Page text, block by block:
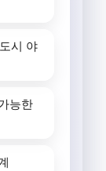
시 야
능한